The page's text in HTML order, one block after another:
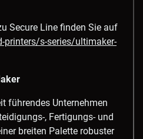
Secure Line finden Sie auf
s-series/ultimaker-
führendes Unternehmen
, Fertigungs- und
breiten Palette robuster